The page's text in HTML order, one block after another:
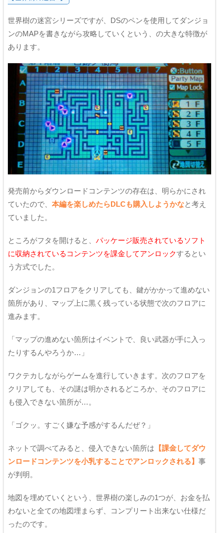
世界樹の迷宮シリーズですが、DSのペンを使用してダンジョ
ンのMAPを書きながら攻略していくという、の大きな特徴が
あります。
発売前からダウンロードコンテンツの存在は、明らかにされ
ていたので、 本編を楽しめたらDLCも購入しようかなと考え
ていました。
ところがフタを開けると、 パッケージ販売されているソフト
に収納されているコンテンツを課金してアンロックするとい
う方式でした。
ダンジョンの1フロアをクリアしても、鍵がかかって進めない
箇所があり、マップ上に黒く残っている状態で次のフロアに
進みます。
「マップの進めない箇所はイベントで、良い武器が手に入っ
たりするんやろうか…」
ワクテカしながらゲームを進行していきます。次のフロアを
クリアしても、その謎は明かされるどころか、そのフロアに
も侵入できない箇所が…。
「ゴクッ。すごく嫌な予感がするんだぜ？」
ネットで調べてみると、侵入できない箇所は 【課金してダウ
ンロードコンテンツを小乳することでアンロックされる】 事
が判明。
地図を埋めていくという、世界樹の楽しみの1つが、お金を払
わないと全ての地図埋まらず、コンプリート出来ない仕様だ
ったのです。